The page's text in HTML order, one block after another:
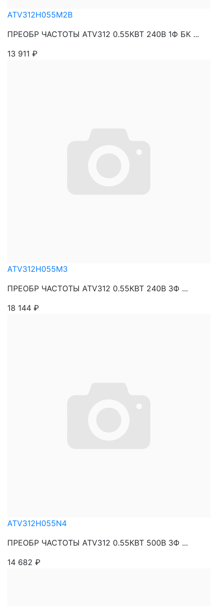
ATV312H055M2B
ПРЕОБР ЧАСТОТЫ ATV312 0.55КВТ 240В 1Ф БК ...
13 911 ₽
ATV312H055M3
ПРЕОБР ЧАСТОТЫ ATV312 0.55КВТ 240В 3Ф ...
18 144 ₽
ATV312H055N4
ПРЕОБР ЧАСТОТЫ ATV312 0.55КВТ 500В 3Ф ...
14 682 ₽